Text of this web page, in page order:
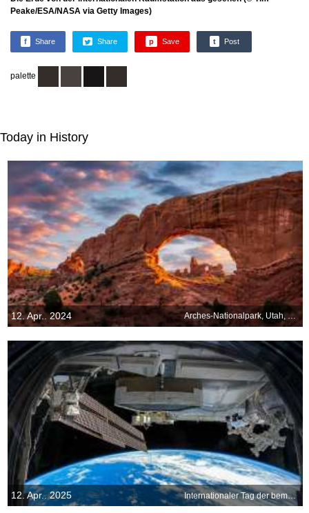
Peake/ESA/NASA via Getty Images)
f Share Share p Save t Post
palette
Today in History
12. Apr.. 2024 Arches-Nationalpark, Utah, USA
12. Apr.. 2025 Internationaler Tag der bemannten Raumfahrt